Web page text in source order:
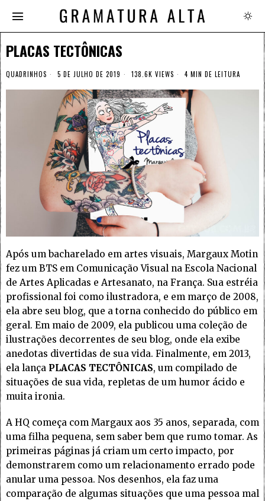
PLACAS TECTÔNICAS
QUADRINHOS 5 DE JULHO DE 2019 138.6K VIEWS 4 MIN DE LEITURA
Após um bacharelado em artes visuais, Margaux Motin
fez um BTS em Comunicação Visual na Escola Nacional
de Artes Aplicadas e Artesanato, na França. Sua estréia
profissional foi como ilustradora, e em março de 2008,
ela abre seu blog, que a torna conhecido do público em
geral. Em maio de 2009, ela publicou uma coleção de
ilustrações decorrentes de seu blog, onde ela exibe
anedotas divertidas de sua vida. Finalmente, em 2013,
ela lança PLACAS TECTÔNICAS, um compilado de
situações de sua vida, repletas de um humor ácido e
muita ironia.
A HQ começa com Margaux aos 35 anos, separada, com
uma filha pequena, sem saber bem que rumo tomar. As
primeiras páginas já criam um certo impacto, por
demonstrarem como um relacionamento errado pode
anular uma pessoa. Nos desenhos, ela faz uma
comparação de algumas situações que uma pessoa mal